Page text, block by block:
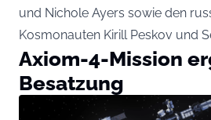
und Nichole Ayers sowie den
Kosmonauten Kirill Peskov und
Axiom-4-Mission
Besatzung